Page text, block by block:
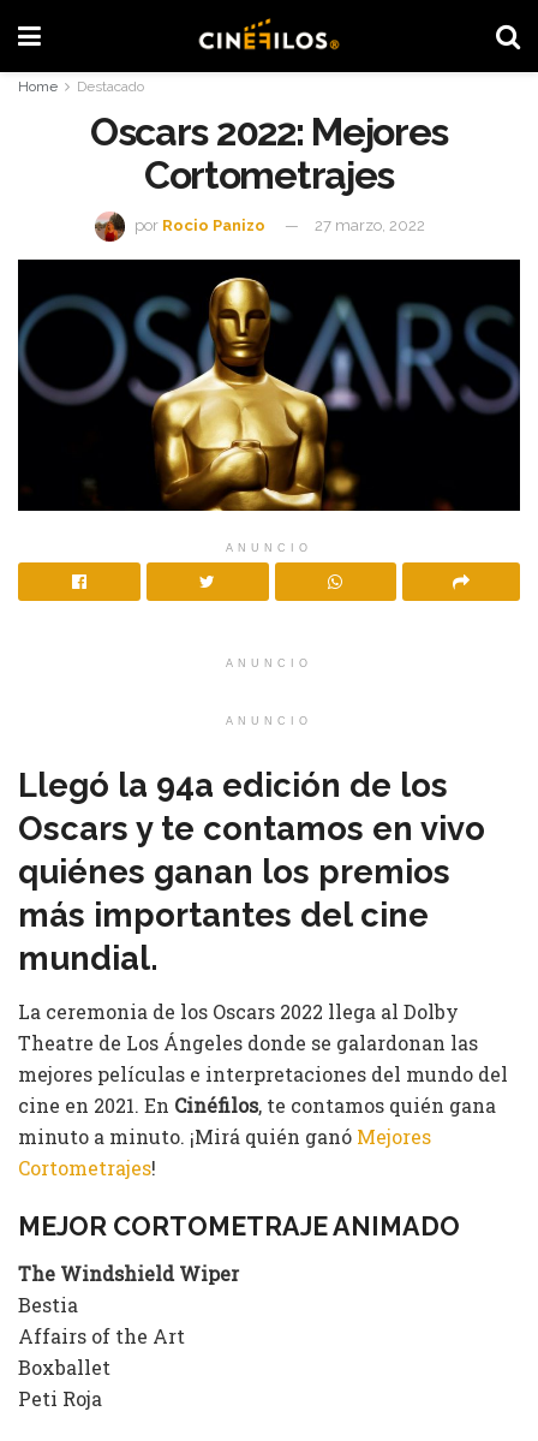
Home Destacado
Oscars 2022: Mejores
Cortometrajes
por Rocio Panizo 27 marzo, 2022
ANUNCIO
ANUNCIO
ANUNCIO
Llegó la 94a edición de los
Oscars y te contamos en vivo
quiénes ganan los premios
más importantes del cine
mundial.
La ceremonia de los Oscars 2022 llega al Dolby
Theatre de Los Ángeles donde se galardonan las
mejores películas e interpretaciones del mundo del
cine en 2021. En Cinéfilos, te contamos quién gana
minuto a minuto. ¡Mirá quién ganó Mejores
Cortometrajes!
MEJOR CORTOMETRAJE ANIMADO
The Windshield Wiper
Bestia
Affairs of the Art
Boxballet
Peti Roja